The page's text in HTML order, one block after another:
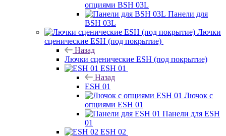
опциями BSH 03L
Панели для
BSH 03L
Лючки
сценические ESH (под покрытие)
Назад
Лючки сценические ESH (под покрытие)
ESH 01
Назад
ESH 01
Лючок с
опциями ESH 01
Панели для ESH
01
ESH 02